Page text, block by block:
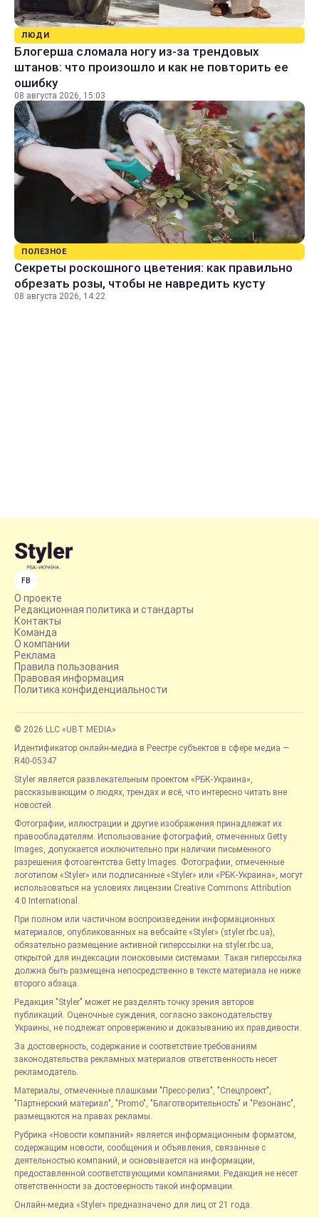
ЛЮДИ
Блогерша сломала ногу из-за трендовых
штанов: что произошло и как не повторить ее
ошибку
08 августа 2026, 15:03
ПОЛЕЗНОЕ
Секреты роскошного цветения: как правильно
обрезать розы, чтобы не навредить кусту
08 августа 2026, 14:22
FB
О проекте
Редакционная политика и стандарты
Контакты
Команда
О компании
Реклама
Правила пользования
Правовая информация
Политика конфиденциальности
© 2026 LLC «UBT MEDIA»
Идентификатор онлайн-медиа в Реестре субъектов в сфере медиа —
R40-05347
Styler является развлекательным проектом «РБК-Украина»,
рассказывающим о людях, трендах и всё, что интересно читать вне
новостей.
Фотографии, иллюстрации и другие изображения принадлежат их
правообладателям. Использование фотографий, отмеченных Getty
Images, допускается исключительно при наличии письменного
разрешения фотоагентства Getty Images. Фотографии, отмеченные
логотипом «Styler» или подписанные «Styler» или «РБК-Украина», могут
использоваться на условиях лицензии Creative Commons Attribution
4.0 International.
При полном или частичном воспроизведении информационных
материалов, опубликованных на вебсайте «Styler» (styler.rbc.ua),
обязательно размещение активной гиперссылки на styler.rbc.ua,
открытой для индексации поисковыми системами. Такая гиперссылка
должна быть размещена непосредственно в тексте материала не ниже
второго абзаца.
Редакция "Styler" может не разделять точку зрения авторов
публикаций. Оценочные суждения, согласно законодательству
Украины, не подлежат опровержению и доказыванию их правдивости.
За достоверность, содержание и соответствие требованиям
законодательства рекламных материалов ответственность несет
рекламодатель.
Материалы, отмеченные плашками "Пресс-релиз", "Спецпроект",
"Партнерский материал", "Promo", "Благотворительность" и "Резонанс",
размещаются на правах рекламы.
Рубрика «Новости компаний» является информационным форматом,
содержащим новости, сообщения и объявления, связанные с
деятельностью компаний, и основывается на информации,
предоставленной соответствующими компаниями. Редакция не несет
ответственности за достоверность такой информации.
Онлайн-медиа «Styler» предназначено для лиц от 21 года.